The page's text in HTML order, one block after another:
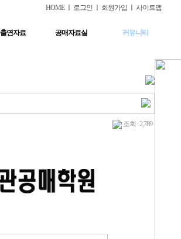
HOMEㅣ 로그인 회원가입 사이트맵
연자료 공매자료실 커뮤니티
조회 : 2,789